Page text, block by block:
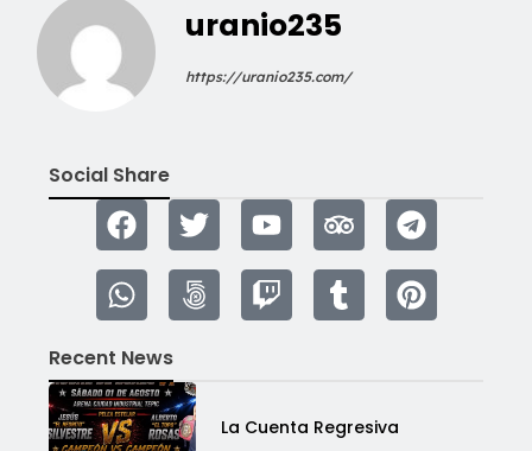
uranio235
https://uranio235.com/
Social Share
Recent News
La Cuenta Regresiva